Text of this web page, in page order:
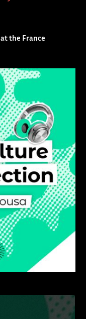
the France